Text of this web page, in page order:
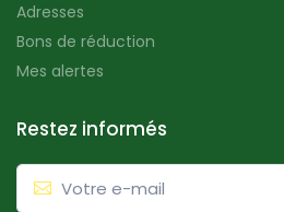
Adresses
Bons de réduction
Mes alertes
Restez informés